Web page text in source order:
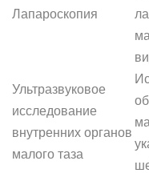
Лапароскопия
Ультразвуковое
исследование
внутренних органов
малого таза